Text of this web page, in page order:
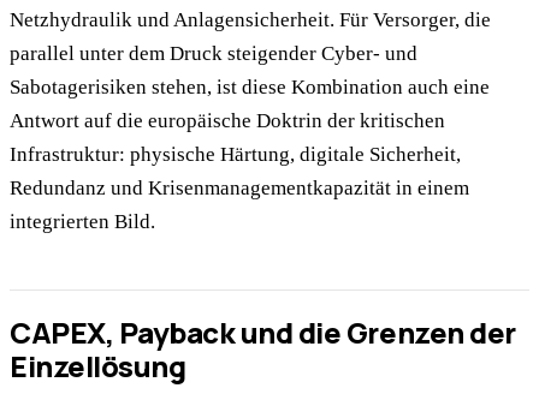
Netzhydraulik und Anlagensicherheit. Für Versorger, die
parallel unter dem Druck steigender Cyber- und
Sabotagerisiken stehen, ist diese Kombination auch eine
Antwort auf die europäische Doktrin der kritischen
Infrastruktur: physische Härtung, digitale Sicherheit,
Redundanz und Krisenmanagementkapazität in einem
integrierten Bild.
CAPEX, Payback und die Grenzen der
Einzellösung